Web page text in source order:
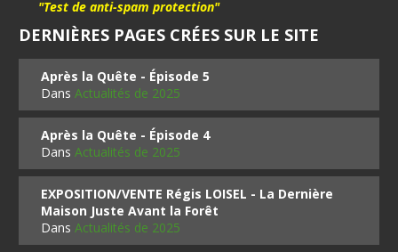
"Test de anti-spam protection"
DERNIÈRES PAGES CRÉES SUR LE SITE
Après la Quête - Épisode 5
DansActualités de 2025
Après la Quête - Épisode 4
DansActualités de 2025
EXPOSITION/VENTE Régis LOISEL - La Dernière
Maison Juste Avant la Forêt
DansActualités de 2025